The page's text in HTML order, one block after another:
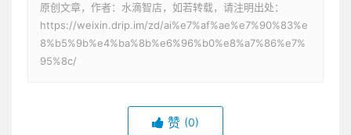
原创文章，作者：水滴智店，如若转载，请注明出处：
https://weixin.drip.im/zd/ai%e7%af%ae%e7%90%83%e
8%b5%9b%e4%ba%8b%e6%96%b0%e8%a7%86%e7%
95%8c/
赞 (0)